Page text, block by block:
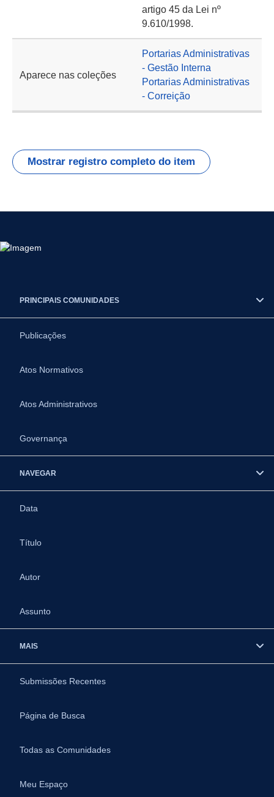
artigo 45 da Lei nº
9.610/1998.
Aparece nas coleções
Portarias Administrativas
- Gestão Interna
Portarias Administrativas
- Correição
Mostrar registro completo do item
PRINCIPAIS COMUNIDADES
Publicações
Atos Normativos
Atos Administrativos
Governança
NAVEGAR
Data
Título
Autor
Assunto
MAIS
Submissões Recentes
Página de Busca
Todas as Comunidades
Meu Espaço